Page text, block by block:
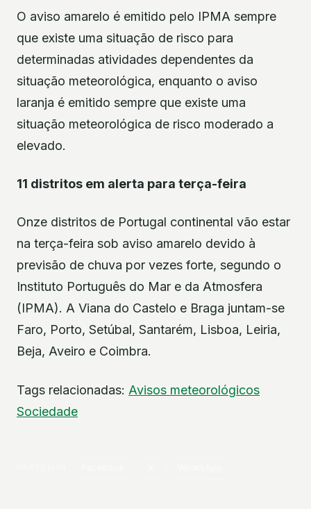
O aviso amarelo é emitido pelo IPMA sempre
que existe uma situação de risco para
determinadas atividades dependentes da
situação meteorológica, enquanto o aviso
laranja é emitido sempre que existe uma
situação meteorológica de risco moderado a
elevado.
11 distritos em alerta para terça-feira
Onze distritos de Portugal continental vão estar
na terça-feira sob aviso amarelo devido à
previsão de chuva por vezes forte, segundo o
Instituto Português do Mar e da Atmosfera
(IPMA). A Viana do Castelo e Braga juntam-se
Faro, Porto, Setúbal, Santarém, Lisboa, Leiria,
Beja, Aveiro e Coimbra.
Tags relacionadas: Avisos meteorológicos
Sociedade